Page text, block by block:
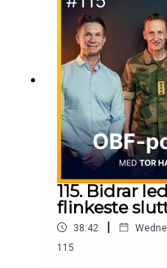
115. Bidrar
flinkeste
38:42 |
115